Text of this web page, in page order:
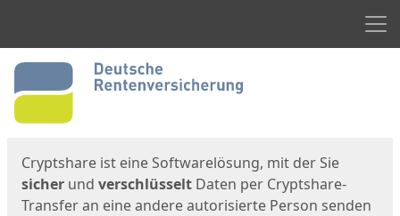
Start
Cryptshare ist eine Softwarelösung, mit der Sie
sicher und verschlüsselt Daten per Cryptshare-
Transfer an eine andere autorisierte Person senden